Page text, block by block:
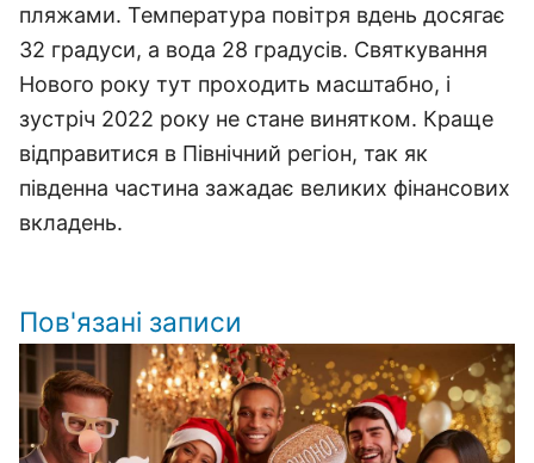
пляжами. Температура повітря вдень досягає
32 градуси, а вода 28 градусів. Святкування
Нового року тут проходить масштабно, і
зустріч 2022 року не стане винятком. Краще
відправитися в Північний регіон, так як
південна частина зажадає великих фінансових
вкладень.
Пов'язані записи